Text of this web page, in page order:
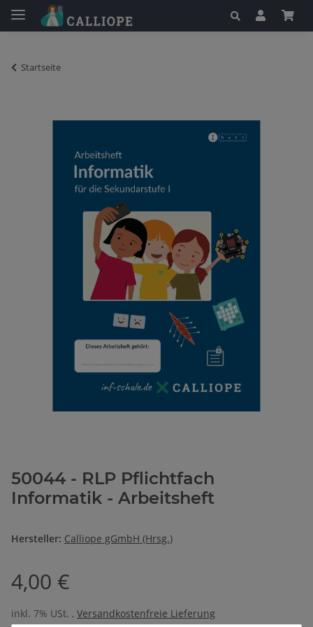
Startseite
50044 - RLP Pflichtfach
Informatik - Arbeitsheft
Hersteller: Calliope gGmbH (Hrsg.)
4,00 €
inkl. 7% USt. , Versandkostenfreie Lieferung